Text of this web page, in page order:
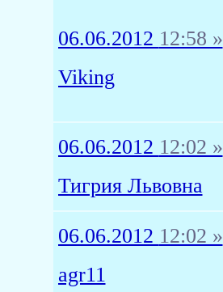
06.06.2012 12:58 »
Viking
06.06.2012 12:02 »
Тигрия Львовна
06.06.2012 12:02 »
agr11